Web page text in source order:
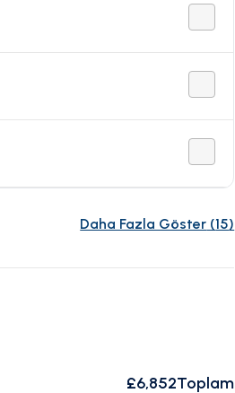
Daha Fazla Göster (15)
£6,852Toplam